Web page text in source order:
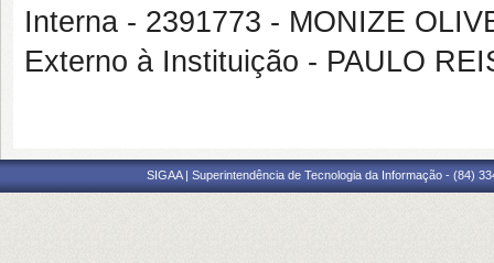
Interna - 2391773 - MONIZE
Externo à Instituição - PAULO
SIGAA | Superintendência de Tecnologia da Informação - (84)